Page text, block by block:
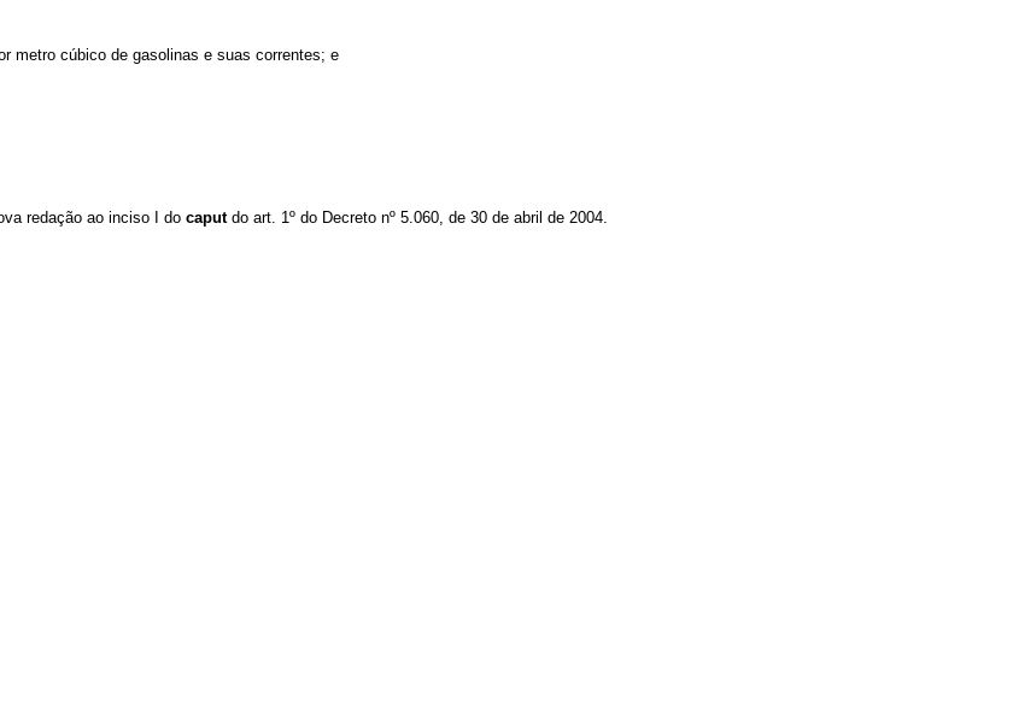
metro cúbico de gasolinas e suas correntes; e
redação ao inciso I do caput do art. 1º do Decreto nº 5.060, de 30 de abril de 2004.